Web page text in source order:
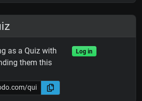
as a Quiz with
them this
Log in